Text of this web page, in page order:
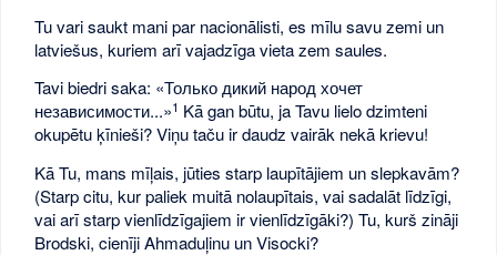
Tu vari saukt mani par nacionālisti, es mīlu savu zemi un
latviešus, kuriem arī vajadzīga vieta zem saules.
Tavi biedri saka: «Только дикий народ хочет
независимости...»1 Kā gan būtu, ja Tavu lielo dzimteni
okupētu ķīnieši? Viņu taču ir daudz vairāk nekā krievu!
Kā Tu, mans mīļais, jūties starp laupītājiem un slepkavām?
(Starp citu, kur paliek muitā nolaupītais, vai sadalāt līdzīgi,
vai arī starp vienlīdzīgajiem ir vienlīdzīgāki?) Tu, kurš zināji
Brodski, cienīji Ahmaduļinu un Visocki?